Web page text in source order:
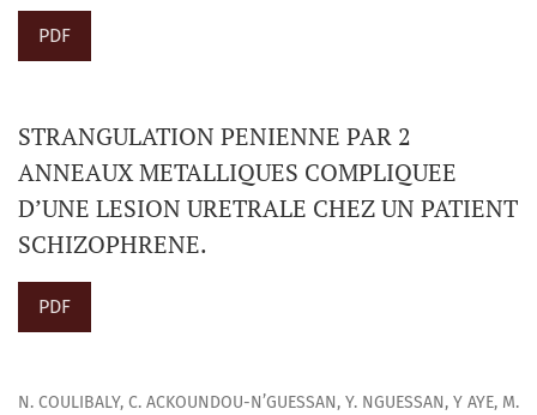
PDF
STRANGULATION PENIENNE PAR 2
ANNEAUX METALLIQUES COMPLIQUEE
D’UNE LESION URETRALE CHEZ UN PATIENT
SCHIZOPHRENE.
PDF
N. COULIBALY, C. ACKOUNDOU-N’GUESSAN, Y. NGUESSAN, Y AYE, M.